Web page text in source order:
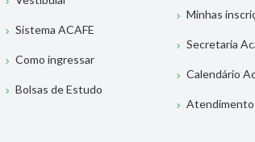
Sistema ACAFE
Como ingressar
Bolsas de Estudo
Minhas
Secretaria
Calendário